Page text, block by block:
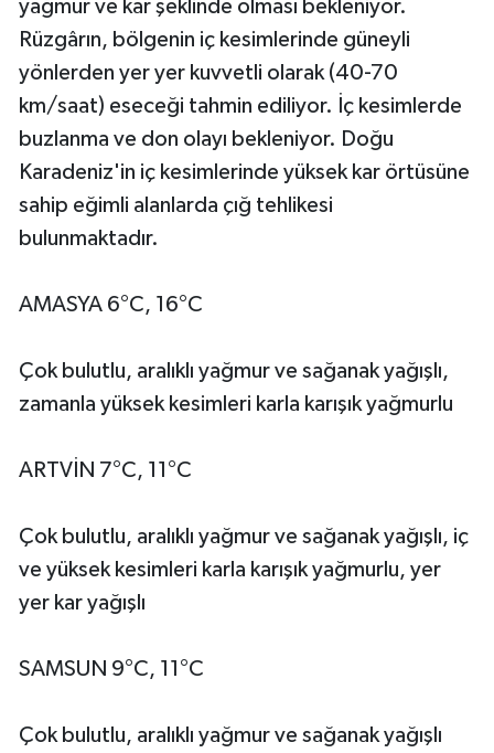
yağmur ve kar şeklinde olması bekleniyor.
Rüzgârın, bölgenin iç kesimlerinde güneyli
yönlerden yer yer kuvvetli olarak (40-70
km/saat) eseceği tahmin ediliyor. İç kesimlerde
buzlanma ve don olayı bekleniyor. Doğu
Karadeniz'in iç kesimlerinde yüksek kar örtüsüne
sahip eğimli alanlarda çığ tehlikesi
bulunmaktadır.
AMASYA 6°C, 16°C
Çok bulutlu, aralıklı yağmur ve sağanak yağışlı,
zamanla yüksek kesimleri karla karışık yağmurlu
ARTVİN 7°C, 11°C
Çok bulutlu, aralıklı yağmur ve sağanak yağışlı, iç
ve yüksek kesimleri karla karışık yağmurlu, yer
yer kar yağışlı
SAMSUN 9°C, 11°C
Çok bulutlu, aralıklı yağmur ve sağanak yağışlı